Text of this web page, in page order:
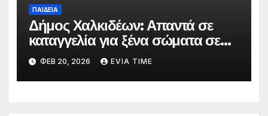
ΠΑΙΔΕΙΑ
Δήμος Χαλκιδέων: Απαντά σε
καταγγελία για ξένα σώματα σε
τρόφιμα βρεφονηπιακών
σταθμών
ΦΕΒ 20, 2026 EVIA TIME